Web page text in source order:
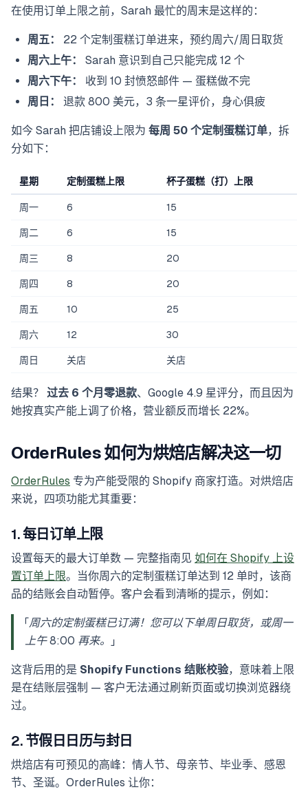
在使用订单上限之前，Sarah 最忙的周末是这样的：
周五：
22 个定制蛋糕订单进来，预约周六/周日取货
周六上午：
Sarah 意识到自己只能完成 12 个
周六下午：
收到 10 封愤怒邮件 — 蛋糕做不完
周日：
退款 800 美元，3 条一星评价，身心俱疲
如今 Sarah 把店铺设上限为 每周 50 个定制蛋糕订单，拆
分如下：
星期 定制蛋糕上限 杯子蛋糕（打）上限
周一 6 15
周二 6 15
周三 8 20
周四 8 20
周五 10 25
周六 12 30
周日 关店 关店
结果？ 过去 6 个月零退款、Google 4.9 星评分，而且因为
她按真实产能上调了价格，营业额反而增长 22%。
OrderRules 如何为烘焙店解决这一切
OrderRules 专为产能受限的 Shopify 商家打造。对烘焙店
来说，四项功能尤其重要：
1. 每日订单上限
设置每天的最大订单数 — 完整指南见 如何在 Shopify 上设
置订单上限。当你周六的定制蛋糕订单达到 12 单时，该商
品的结账会自动暂停。客户会看到清晰的提示，例如：
「周六的定制蛋糕已订满！您可以下单周日取货，或周一
上午 8:00 再来。」
这背后用的是 Shopify Functions 结账校验，意味着上限
是在结账层强制 — 客户无法通过刷新页面或切换浏览器绕
过。
2. 节假日日历与封日
烘焙店有可预见的高峰：情人节、母亲节、毕业季、感恩
节、圣诞。OrderRules 让你：